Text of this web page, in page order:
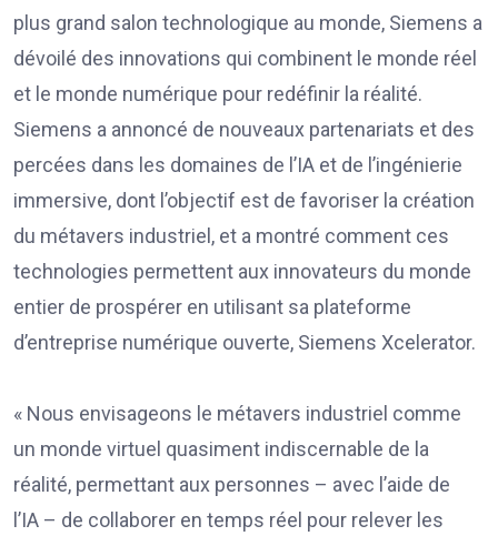
plus grand salon technologique au monde, Siemens a
dévoilé des innovations qui combinent le monde réel
et le monde numérique pour redéfinir la réalité.
Siemens a annoncé de nouveaux partenariats et des
percées dans les domaines de l’IA et de l’ingénierie
immersive, dont l’objectif est de favoriser la création
du métavers industriel, et a montré comment ces
technologies permettent aux innovateurs du monde
entier de prospérer en utilisant sa plateforme
d’entreprise numérique ouverte, Siemens Xcelerator.
« Nous envisageons le métavers industriel comme
un monde virtuel quasiment indiscernable de la
réalité, permettant aux personnes – avec l’aide de
l’IA – de collaborer en temps réel pour relever les